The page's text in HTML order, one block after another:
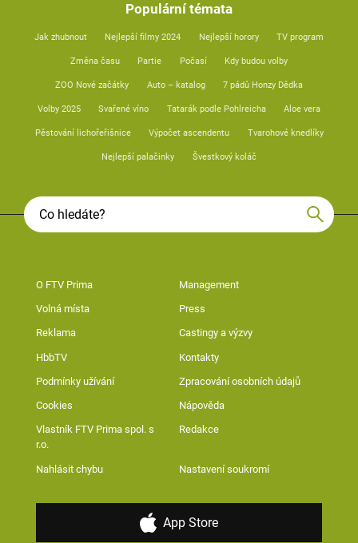
Populární témata
Jak zhubnout Nejlepší filmy 2024 Nejlepší horory TV program
Změna času Partie Počasí Kdy budou volby
ZOO Nové začátky Auto – katalog 7 pádů Honzy Dědka
Volby 2025 Svařené víno Tatarák podle Pohlreicha Aloe vera
Pěstování lichořeřišnice Výpočet ascendentu Tvarohové knedlíky
Nejlepší palačinky Švestkový koláč
O FTV Prima Management
Volná místa Press
Reklama Castingy a výzvy
HbbTV Kontakty
Podmínky užívání Zpracování osobních údajů
Cookies Nápověda
Vlastník FTV Prima spol. s
r.o.
Redakce
Nahlásit chybu Nastavení soukromí
App Store